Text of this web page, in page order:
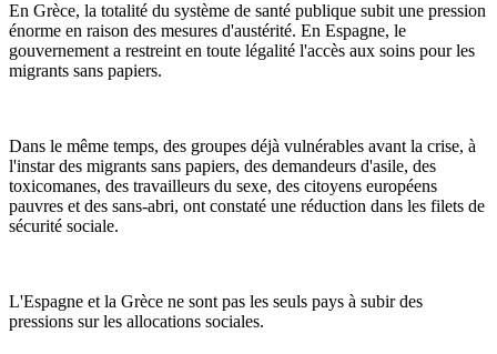
En Grèce, la totalité du système de santé publique subit une pression
énorme en raison des mesures d'austérité. En Espagne, le
gouvernement a restreint en toute légalité l'accès aux soins pour les
migrants sans papiers.
Dans le même temps, des groupes déjà vulnérables avant la crise, à
l'instar des migrants sans papiers, des demandeurs d'asile, des
toxicomanes, des travailleurs du sexe, des citoyens européens
pauvres et des sans-abri, ont constaté une réduction dans les filets de
sécurité sociale.
L'Espagne et la Grèce ne sont pas les seuls pays à subir des
pressions sur les allocations sociales.